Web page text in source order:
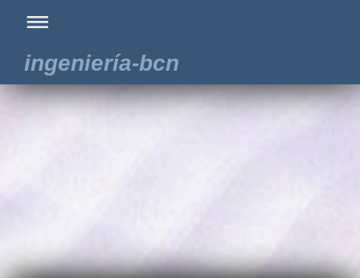
ingeniería-bcn